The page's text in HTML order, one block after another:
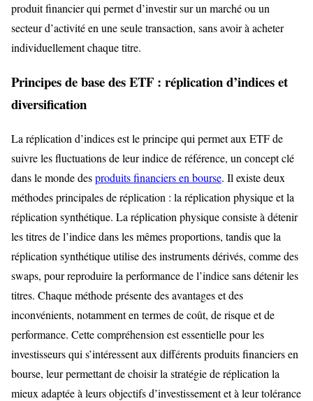
produit financier qui permet d’investir sur un marché ou un
secteur d’activité en une seule transaction, sans avoir à acheter
individuellement chaque titre.
Principes de base des ETF : réplication d’indices et
diversification
La réplication d’indices est le principe qui permet aux ETF de
suivre les fluctuations de leur indice de référence, un concept clé
dans le monde desproduits financiers en bourse. Il existe deux
méthodes principales de réplication : la réplication physique et la
réplication synthétique. La réplication physique consiste à détenir
les titres de l’indice dans les mêmes proportions, tandis que la
réplication synthétique utilise des instruments dérivés, comme des
swaps, pour reproduire la performance de l’indice sans détenir les
titres. Chaque méthode présente des avantages et des
inconvénients, notamment en termes de coût, de risque et de
performance. Cette compréhension est essentielle pour les
investisseurs qui s’intéressent aux différents produits financiers en
bourse, leur permettant de choisir la stratégie de réplication la
mieux adaptée à leurs objectifs d’investissement et à leur tolérance